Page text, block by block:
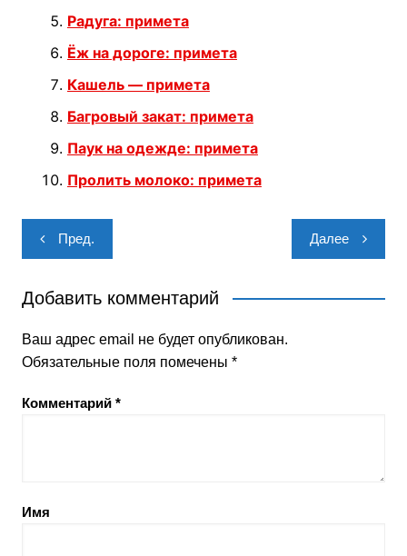
Радуга: примета
Ёж на дороге: примета
Кашель — примета
Багровый закат: примета
Паук на одежде: примета
Пролить молоко: примета
Навигация
по
записям
Пред. Далее
Добавить комментарий
Ваш адрес email не будет опубликован.
Обязательные поля помечены *
Комментарий *
Имя